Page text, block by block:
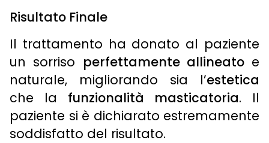
Risultato Finale
Il trattamento ha donato al paziente
un sorriso perfettamente allineatoe
naturale, migliorando sia l’estetica
che la funzionalità masticatoria. Il
paziente si è dichiarato estremamente
soddisfatto del risultato.